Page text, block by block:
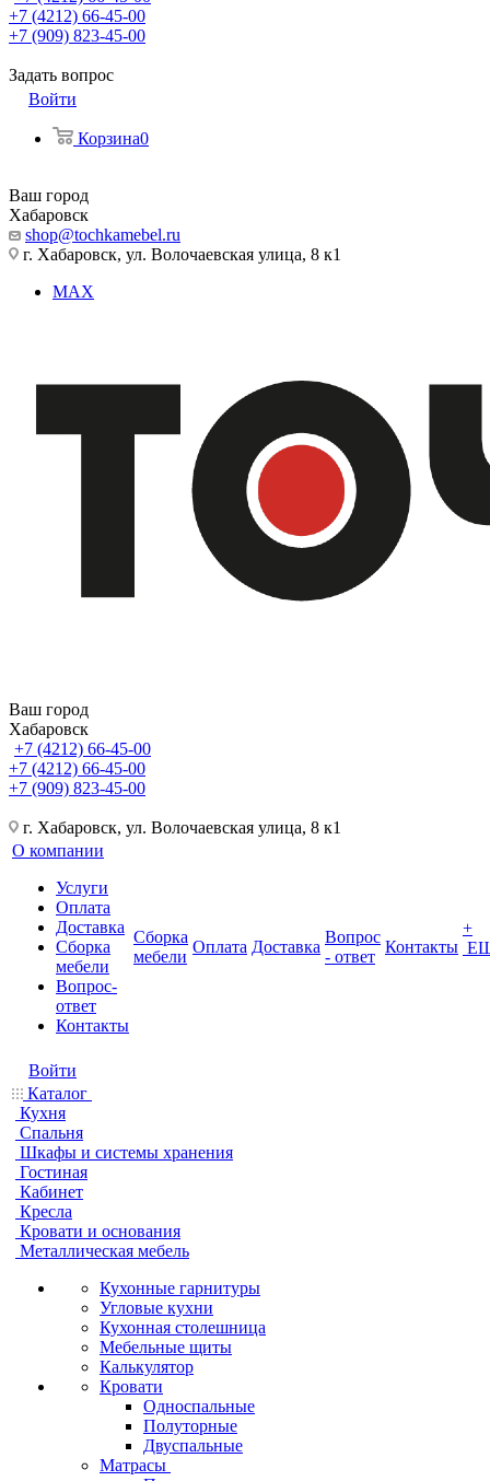
+7 (4212) 66-45-00
+7 (909) 823-45-00
Задать вопрос
Войти
Корзина0
Ваш город
Хабаровск
shop@tochkamebel.ru
г. Хабаровск, ул. Волочаевская улица, 8 к1
MAX
Ваш город
Хабаровск
+7 (4212) 66-45-00
+7 (4212) 66-45-00
+7 (909) 823-45-00
г. Хабаровск, ул. Волочаевская улица, 8 к1
О компании
Услуги
Оплата
Доставка
Сборка
мебели
Вопрос-
ответ
Контакты
Сборка
мебели
Оплата Доставка
Вопрос
- ответ
Контакты
+
Войти
Каталог
Кухня
Спальня
Шкафы и системы хранения
Гостиная
Кабинет
Кресла
Кровати и основания
Металлическая мебель
Кухонные гарнитуры
Угловые кухни
Кухонная столешница
Мебельные щиты
Калькулятор
Кровати
Односпальные
Полуторные
Двуспальные
Матрасы